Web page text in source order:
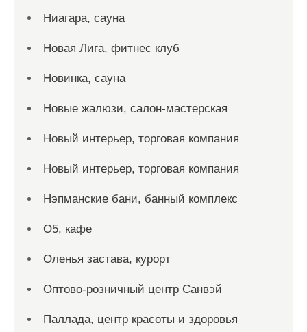
Ниагара, сауна
Новая Лига, фитнес клуб
Новинка, сауна
Новые жалюзи, салон-мастерская
Новый интерьер, торговая компания
Новый интерьер, торговая компания
Нэпманские бани, банный комплекс
О5, кафе
Оленья застава, курорт
Оптово-розничный центр Санвэй
Паллада, центр красоты и здоровья